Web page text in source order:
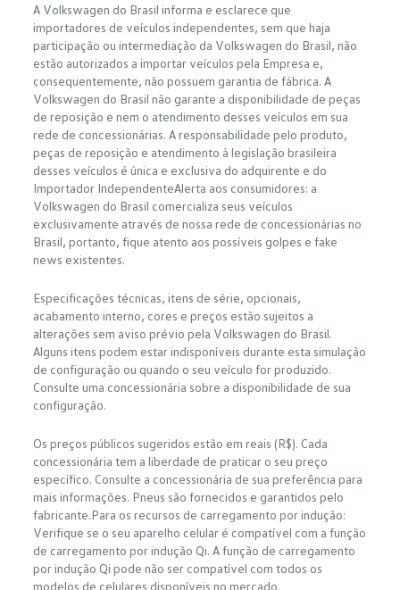
A Volkswagen do Brasil informa e esclarece que
importadores de veículos independentes, sem que haja
participação ou intermediação da Volkswagen do Brasil, não
estão autorizados a importar veículos pela Empresa e,
consequentemente, não possuem garantia de fábrica. A
Volkswagen do Brasil não garante a disponibilidade de peças
de reposição e nem o atendimento desses veículos em sua
rede de concessionárias. A responsabilidade pelo produto,
peças de reposição e atendimento à legislação brasileira
desses veículos é única e exclusiva do adquirente e do
Importador IndependenteAlerta aos consumidores: a
Volkswagen do Brasil comercializa seus veículos
exclusivamente através de nossa rede de concessionárias no
Brasil, portanto, fique atento aos possíveis golpes e fake
news existentes.
Especificações técnicas, itens de série, opcionais,
acabamento interno, cores e preços estão sujeitos a
alterações sem aviso prévio pela Volkswagen do Brasil.
Alguns itens podem estar indisponíveis durante esta simulação
de configuração ou quando o seu veículo for produzido.
Consulte uma concessionária sobre a disponibilidade de sua
configuração.
Os preços públicos sugeridos estão em reais (R$). Cada
concessionária tem a liberdade de praticar o seu preço
específico. Consulte a concessionária de sua preferência para
mais informações. Pneus são fornecidos e garantidos pelo
fabricante.Para os recursos de carregamento por indução:
Verifique se o seu aparelho celular é compatível com a função
de carregamento por indução Qi. A função de carregamento
por indução Qi pode não ser compatível com todos os
modelos de celulares disponíveis no mercado.